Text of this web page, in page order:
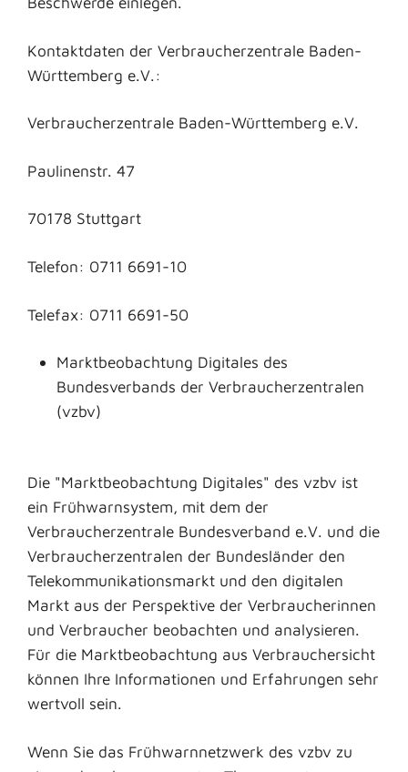
Kontaktdaten der Verbraucherzentrale Baden-
Württemberg e.V.:
Verbraucherzentrale Baden-Württemberg e.V.
Paulinenstr. 47
70178 Stuttgart
Telefon: 0711 6691-10
Telefax: 0711 6691-50
Marktbeobachtung Digitales des
Bundesverbands der Verbraucherzentralen
(vzbv)
Die "Marktbeobachtung Digitales" des vzbv ist
ein Frühwarnsystem, mit dem der
Verbraucherzentrale Bundesverband e.V. und die
Verbraucherzentralen der Bundesländer den
Telekommunikationsmarkt und den digitalen
Markt aus der Perspektive der Verbraucherinnen
und Verbraucher beobachten und analysieren.
Für die Marktbeobachtung aus Verbrauchersicht
können Ihre Informationen und Erfahrungen sehr
wertvoll sein.
Wenn Sie das Frühwarnnetzwerk des vzbv zu